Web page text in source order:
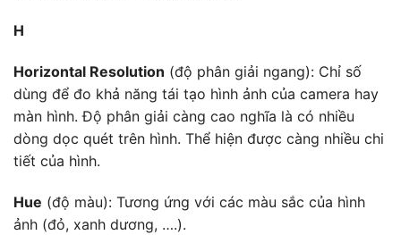
H
Horizontal Resolution (độ phân giải ngang): Chỉ số
dùng để đo khả năng tái tạo hình ảnh của camera hay
màn hình. Độ phân giải càng cao nghĩa là có nhiều
dòng dọc quét trên hình. Thể hiện được càng nhiều chi
tiết của hình.
Hue (độ màu): Tương ứng với các màu sắc của hình
ảnh (đỏ, xanh dương, ….).